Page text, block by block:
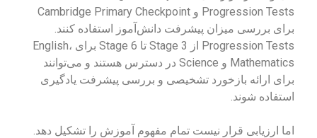
Progression Tests و Cambridge Primary Checkpoint
برای بررسی میزان پیشرفت دانش‌آموز استفاده کنند.
Progression Tests از Stage 3 تا Stage 6 برای English،
Mathematics و Science در دسترس هستند و می‌توانند
برای ارائه بازخورد تشخیصی و بررسی پیشرفت یادگیری
استفاده شوند.
اما ارزیابی قرار نیست تمام مفهوم آموزش را تشکیل دهد.